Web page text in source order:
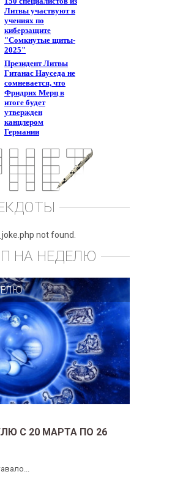
not found.
НА НЕДЕЛЮ
С 20 МАРТА ПО 26